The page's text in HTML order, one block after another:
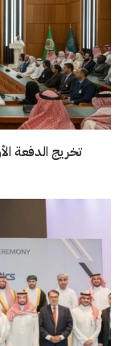
تخريج الدفعة